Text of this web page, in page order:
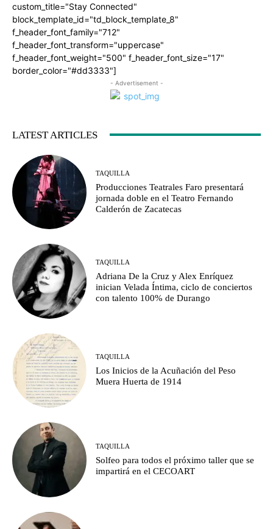
custom_title="Stay Connected"
block_template_id="td_block_template_8"
f_header_font_family="712"
f_header_font_transform="uppercase"
f_header_font_weight="500" f_header_font_size="17"
border_color="#dd3333"]
- Advertisement -
LATEST ARTICLES
TAQUILLA
Producciones Teatrales Faro presentará
jornada doble en el Teatro Fernando
Calderón de Zacatecas
TAQUILLA
Adriana De la Cruz y Alex Enríquez
inician Velada Íntima, ciclo de conciertos
con talento 100% de Durango
TAQUILLA
Los Inicios de la Acuñación del Peso
Muera Huerta de 1914
TAQUILLA
Solfeo para todos el próximo taller que se
impartirá en el CECOART